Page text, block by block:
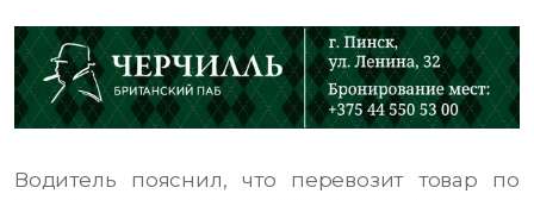
Водитель пояснил, что перевозит товар по